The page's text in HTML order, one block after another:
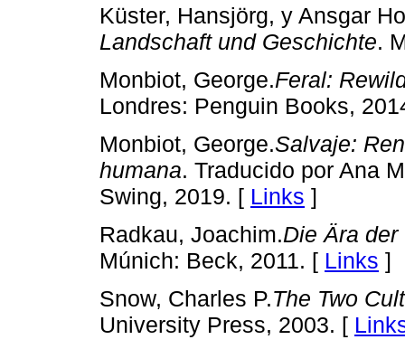
Küster, Hansjörg, y Ansgar
Landschaft und Geschichte.
Monbiot, George.Feral:
Londres: Penguin Books,
Monbiot, George.Salvaje:
humana. Traducido por Ana
Swing, 2019. [ Links ]
Radkau, Joachim.Die Ära
Múnich: Beck, 2011. [ Links ]
Snow, Charles P.The Two
University Press, 2003. [